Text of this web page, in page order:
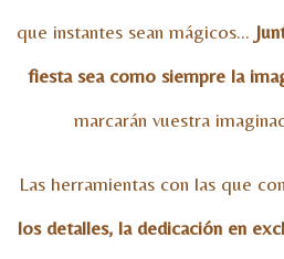
que instantes sean mágicos…
fiesta sea como siempre la
marcarán vuestra
Las herramientas con las que
los detalles, la dedicación en